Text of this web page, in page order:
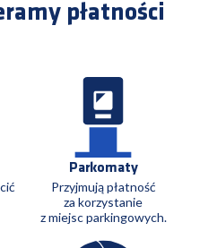
płatności
Parkomaty
Przyjmują płatność
za korzystanie
z miejsc parkingowych.